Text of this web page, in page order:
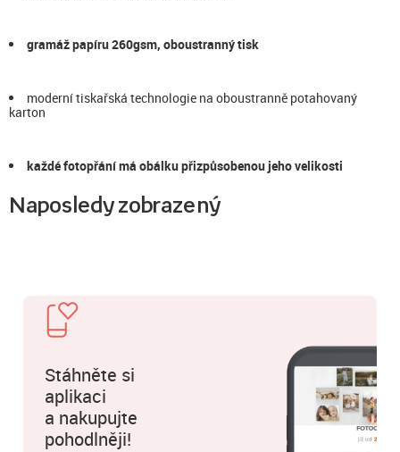
gramáž papíru 260gsm, oboustranný tisk
moderní tiskařská technologie na oboustranně potahovaný
karton
každé fotopřání má obálku přizpůsobenou jeho velikosti
Naposledy zobrazený
Stáhněte si
aplikaci
a nakupujte
pohodlněji!